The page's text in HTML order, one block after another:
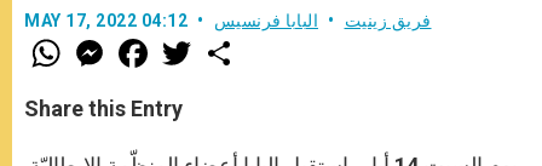
MAY 17, 2022 04:12 فريق زينيت البابا فرنسيس
W
h
t
s
p
M
e
s
e
g
F
a
e
b
o
w
r
Share this Entry